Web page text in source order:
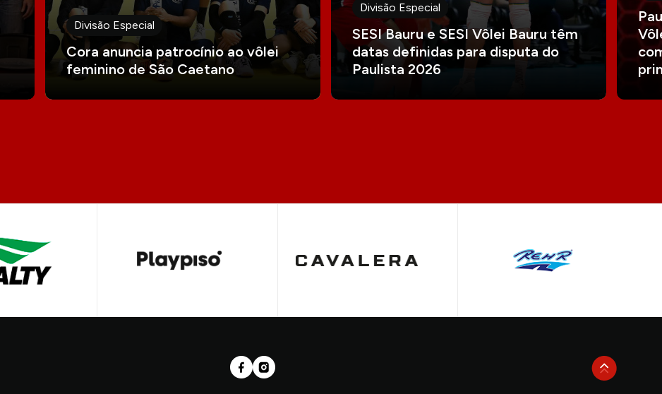
Divisão Especial
Cora anuncia patrocínio ao vôlei
feminino de São Caetano
Divisão Especial
SESI Bauru e SESI Vôlei Bauru têm
datas definidas para disputa do
Paulista 2026